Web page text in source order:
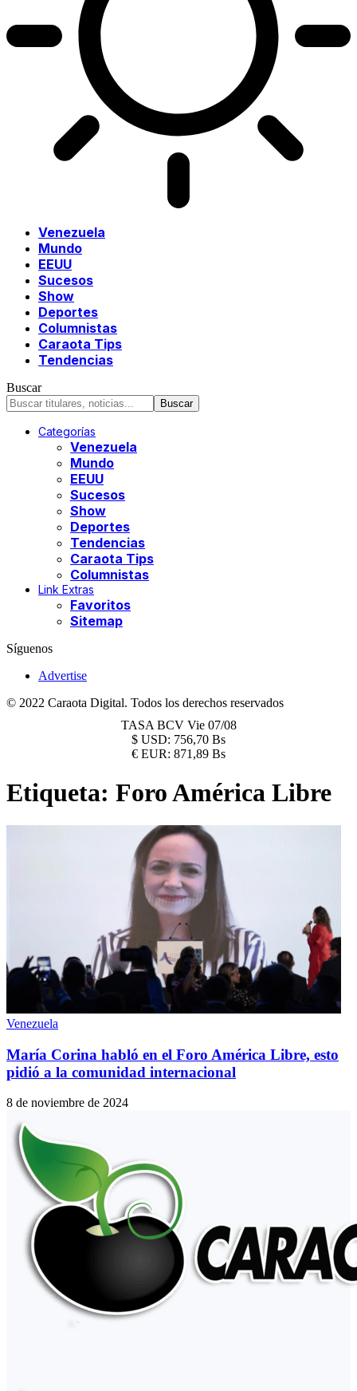
Venezuela
Mundo
EEUU
Sucesos
Show
Deportes
Columnistas
Caraota Tips
Tendencias
Buscar
Categorías
Venezuela
Mundo
EEUU
Sucesos
Show
Deportes
Tendencias
Caraota Tips
Columnistas
Link Extras
Favoritos
Sitemap
Síguenos
Advertise
© 2022 Caraota Digital. Todos los derechos reservados
TASA BCV Vie 07/08
$ USD: 756,70 Bs
€ EUR: 871,89 Bs
Etiqueta: Foro América Libre
Venezuela
María Corina habló en el Foro América Libre, esto
pidió a la comunidad internacional
8 de noviembre de 2024